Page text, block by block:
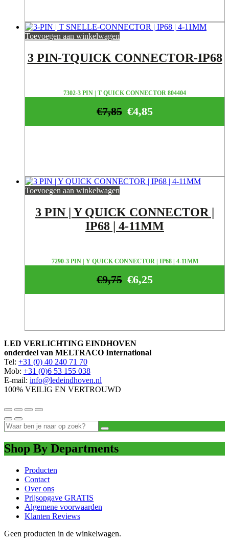
Toevoegen aan winkelwagen
3 PIN-TQUICK CONNECTOR-IP68
7302-3 PIN | T QUICK CONNECTOR 804404
€4,85
€7,85
Toevoegen aan winkelwagen
3 PIN | Y QUICK CONNECTOR |
IP68 | 4-11MM
7290-3 PIN | Y QUICK CONNECTOR | IP68 | 4-11MM
€6,25
€9,75
LED VERLICHTING EINDHOVEN
onderdeel van MELTRACO International
Tel: +31 (0) 40 240 71 70
Mob: +31 (0)6 53 155 038
E-mail: info@ledeindhoven.nl
100% VEILIG EN VERTROUWD
Shop By Departments
Producten
Contact
Over ons
Prijsopgave GRATIS
Algemene voorwaarden
Klanten Reviews
Geen producten in de winkelwagen.